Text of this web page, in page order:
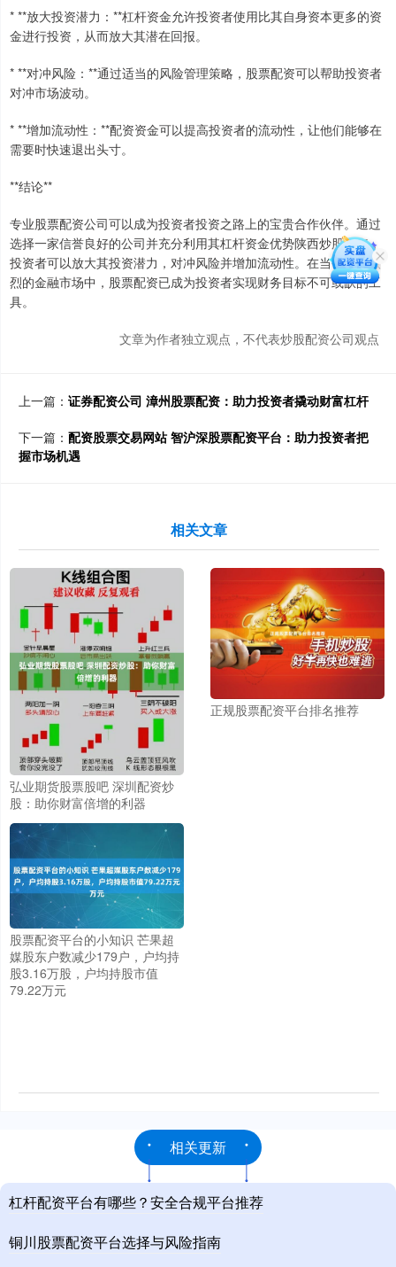
* **放大投资潜力：**杠杆资金允许投资者使用比其自身资本更多的资
金进行投资，从而放大其潜在回报。
* **对冲风险：**通过适当的风险管理策略，股票配资可以帮助投资者
对冲市场波动。
* **增加流动性：**配资资金可以提高投资者的流动性，让他们能够在
需要时快速退出头寸。
**结论**
专业股票配资公司可以成为投资者投资之路上的宝贵合作伙伴。通过
选择一家信誉良好的公司并充分利用其杠杆资金优势陕西炒股配资，
投资者可以放大其投资潜力，对冲风险并增加流动性。在当今竞争激
烈的金融市场中，股票配资已成为投资者实现财务目标不可或缺的工
具。
文章为作者独立观点，不代表炒股配资公司观点
上一篇： 证券配资公司 漳州股票配资：助力投资者撬动财富杠杆
下一篇： 配资股票交易网站 智沪深股票配资平台：助力投资者把
握市场机遇
相关文章
弘业期货股票股吧 深圳配资炒
股：助你财富倍增的利器
正规股票配资平台排名推荐
股票配资平台的小知识 芒果超
媒股东户数减少179户，户均持
股3.16万股，户均持股市值
79.22万元
相关更新
杠杆配资平台有哪些？安全合规平台推荐
铜川股票配资平台选择与风险指南